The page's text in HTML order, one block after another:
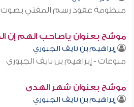
منظومة عقود رسم المفتي
موشح بعنوان ياصاحب الهم إن
إبراهيم بن نايف الجبوري
منوعات - إبراهيم بن نايف الجبوري
موشح بعنوان شهر الهدى
إبراهيم بن نايف الجبوري